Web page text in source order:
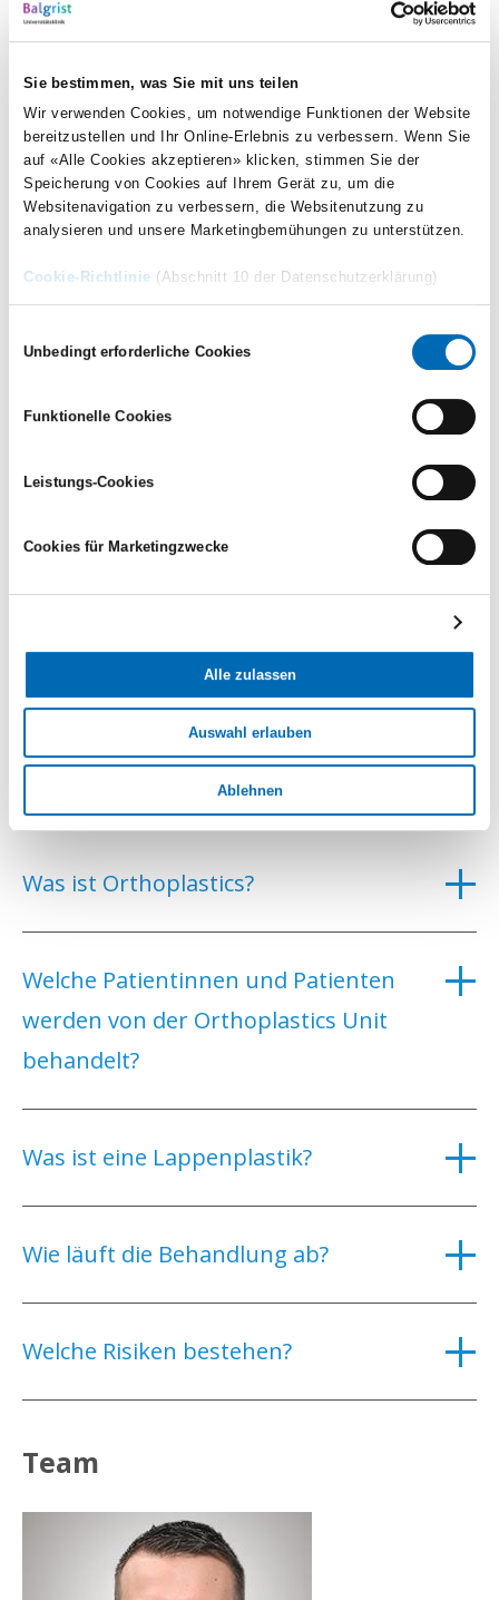
Sie bestimmen, was Sie mit uns teilen
Wir verwenden Cookies, um notwendige Funktionen der Website
bereitzustellen und Ihr Online-Erlebnis zu verbessern. Wenn Sie
auf «Alle Cookies akzeptieren» klicken, stimmen Sie der
Speicherung von Cookies auf Ihrem Gerät zu, um die
Websitenavigation zu verbessern, die Websitenutzung zu
analysieren und unsere Marketingbemühungen zu unterstützen.
Cookie-Richtlinie (Abschnitt 10 der Datenschutzerklärung)
Unbedingt erforderliche Cookies
Funktionelle Cookies
Leistungs-Cookies
Cookies für Marketingzwecke
Alle zulassen
Auswahl erlauben
Ablehnen
modernste nervenchirurgische Verfahren zur Behandlung und
beispielsweise nach Amputationen. Zum Einsatz kommen
Verfahren wie Targeted Muscle Reinnervation (TMR) und
Regenerative Peripheral Nerve Interfaces (RPNI).
Sprechstunde
Gerne vereinbaren wir Sprechstundentermine vor Ort für
+41 44 386 16 66
Sie erreichen uns wie folgt:
08.00–12.00 Uhr
FAQ: Häufige Fragen zu
Orthoplastics
Was ist Orthoplastics?
Welche Patientinnen und Patienten
werden von der Orthoplastics Unit
behandelt?
Was ist eine Lappenplastik?
Wie läuft die Behandlung ab?
Welche Risiken bestehen?
Team